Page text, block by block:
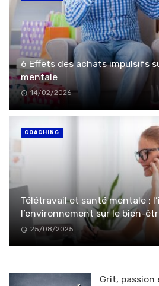
6 Effets des achats impulsifs
mentale
14/02/2026
Télétravail et santé mentale :
l’environnement sur le bien-
25/08/2025
COACHING
Grit, passion